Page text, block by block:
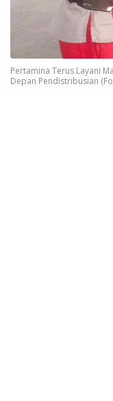
Pertamina Terus Layani
Depan Pendistribusian